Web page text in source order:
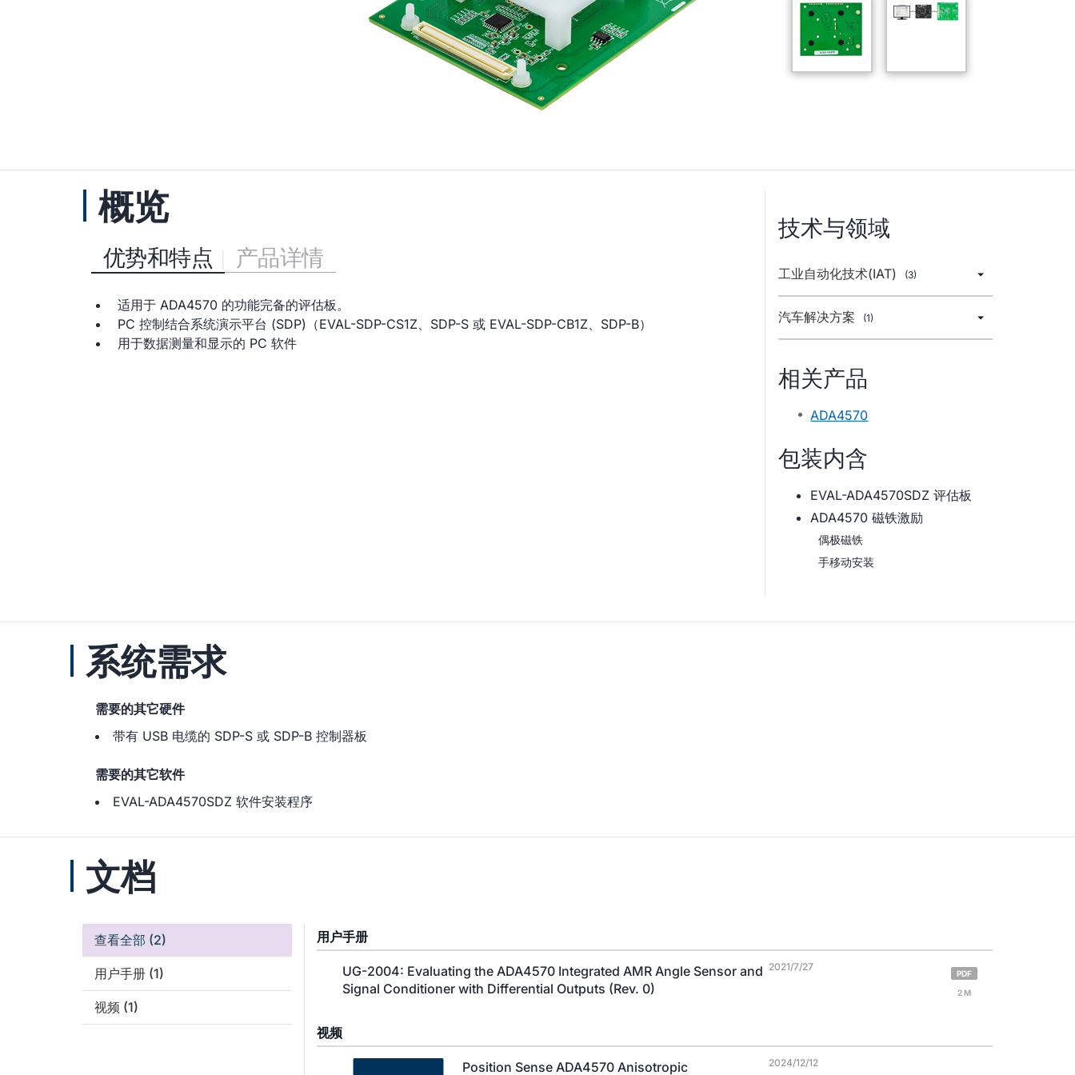
概览
优势和特点 产品详情
适用于 ADA4570 的功能完备的评估板。
PC 控制结合系统演示平台 (SDP)（EVAL-SDP-CS1Z、SDP-S 或 EVAL-SDP-CB1Z、SDP-B）
用于数据测量和显示的 PC 软件
技术与领域
工业自动化技术(IAT) (3)
汽车解决方案 (1)
相关产品
ADA4570
包装内含
EVAL-ADA4570SDZ 评估板
ADA4570 磁铁激励
偶极磁铁
手移动安装
系统需求
需要的其它硬件
带有 USB 电缆的 SDP-S 或 SDP-B 控制器板
需要的其它软件
EVAL-ADA4570SDZ 软件安装程序
文档
查看全部 (2)
用户手册 (1)
视频 (1)
用户手册
UG-2004: Evaluating the ADA4570 Integrated AMR Angle Sensor and
Signal Conditioner with Differential Outputs (Rev. 0)
2021/7/27
PDF
2 M
视频
Position Sense ADA4570 Anisotropic 2024/12/12